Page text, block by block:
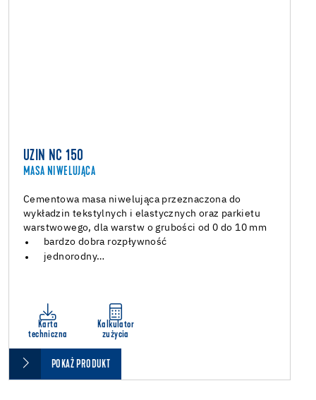
UZIN NC 150
MASA NIWELUJĄCA
Cementowa masa niwelująca przeznaczona do
wykładzin tekstylnych i elastycznych oraz parkietu
warstwowego, dla warstw o grubości od 0 do 10 mm
bardzo dobra rozpływność
jednorodny…
Karta
techniczna
Kalkulator
zużycia
POKAŻ PRODUKT